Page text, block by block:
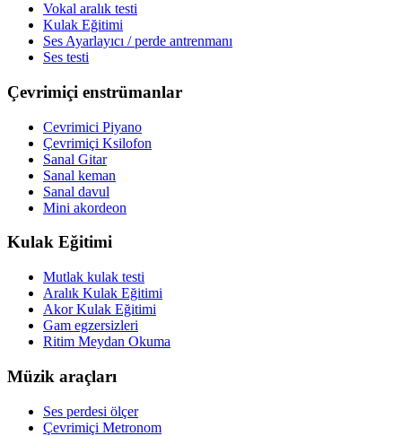
Vokal aralık testi
Kulak Eğitimi
Ses Ayarlayıcı / perde antrenmanı
Ses testi
Çevrimiçi enstrümanlar
Cevrimici Piyano
Çevrimiçi Ksilofon
Sanal Gitar
Sanal keman
Sanal davul
Mini akordeon
Kulak Eğitimi
Mutlak kulak testi
Aralık Kulak Eğitimi
Akor Kulak Eğitimi
Gam egzersizleri
Ritim Meydan Okuma
Müzik araçları
Ses perdesi ölçer
Çevrimiçi Metronom